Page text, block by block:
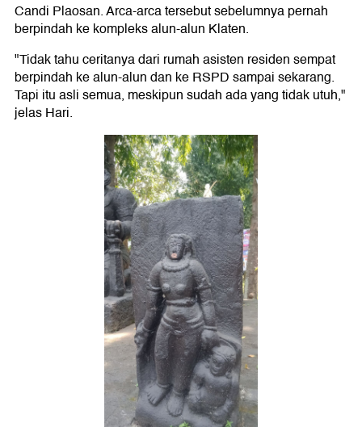
Candi Plaosan. Arca-arca tersebut sebelumnya pernah
berpindah ke kompleks alun-alun Klaten.
"Tidak tahu ceritanya dari rumah asisten residen sempat
berpindah ke alun-alun dan ke RSPD sampai sekarang.
Tapi itu asli semua, meskipun sudah ada yang tidak utuh,"
jelas Hari.